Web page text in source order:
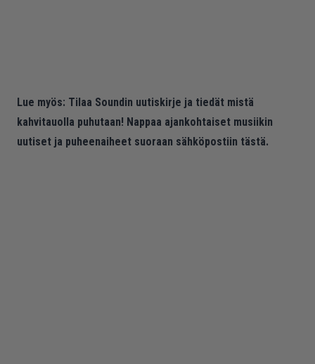
Lue myös: Tilaa Soundin uutiskirje ja tiedät mistä
kahvitauolla puhutaan! Nappaa ajankohtaiset musiikin
uutiset ja puheenaiheet suoraan sähköpostiin tästä.